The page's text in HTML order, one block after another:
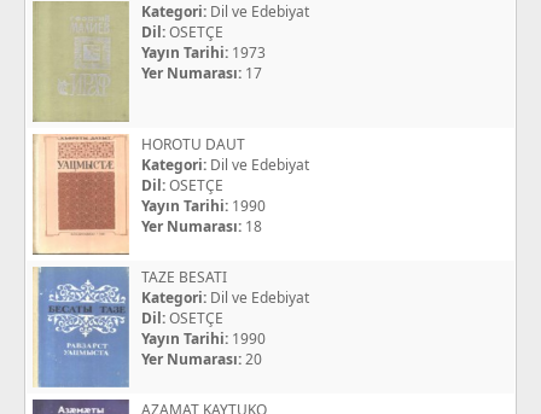
Kategori: Dil ve Edebiyat
Dil:OSETÇE
Yayın Tarihi: 1973
Yer Numarası: 17
HOROTU DAUT
Kategori: Dil ve Edebiyat
Dil:OSETÇE
Yayın Tarihi: 1990
Yer Numarası: 18
TAZE BESATI
Kategori: Dil ve Edebiyat
Dil:OSETÇE
Yayın Tarihi: 1990
Yer Numarası:20
AZAMAT KAYTUKO